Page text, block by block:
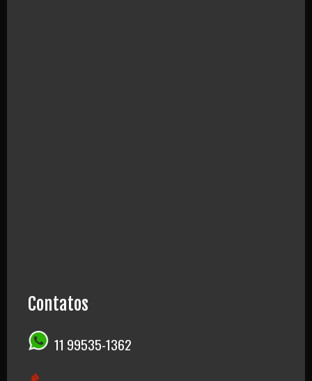
Contatos
11 99535-1362